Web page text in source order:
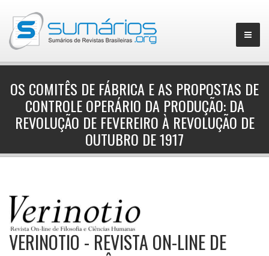
OS COMITÊS DE FÁBRICA E AS PROPOSTAS DE
CONTROLE OPERÁRIO DA PRODUÇÃO: DA
REVOLUÇÃO DE FEVEREIRO À REVOLUÇÃO DE
OUTUBRO DE 1917
VERINOTIO - REVISTA ON-LINE DE